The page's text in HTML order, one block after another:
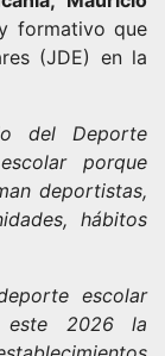
formativo que
(JDE) en la
del Deporte
porque
deportistas,
hábitos
escolar
este 2026 la